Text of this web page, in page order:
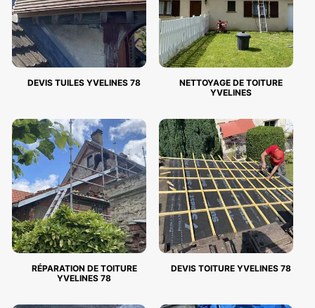
DEVIS TUILES YVELINES 78
NETTOYAGE DE TOITURE
YVELINES
RÉPARATION DE TOITURE
YVELINES 78
DEVIS TOITURE YVELINES 78